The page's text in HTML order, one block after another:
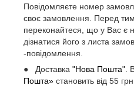
Повідомляєте номер
своє замовлення. Перед тим
переконайтеся, що у Вас є
дізнатися його з листа
-повідомлення.
● Доставка "Нова Пошта" .
Пошта» становить від 55